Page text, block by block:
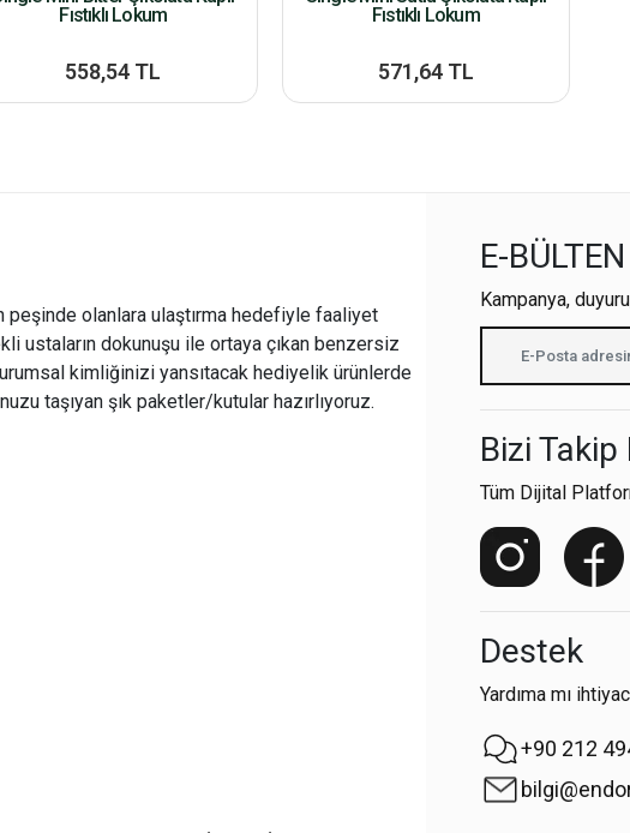
Fıstıklı Lokum
558,54 TL
Fıstıklı Lokum
571,64 TL
olanlara ulaştırma hedefiyle faaliyet
ustaların dokunuşu ile ortaya çıkan benzersiz
kimliğinizi yansıtacak hediyelik ürünlerde
taşıyan şık paketler/kutular hazırlıyoruz.
E-BÜLTEN
Kampanya,
Bizi Takip
Tüm Dijital
Destek
Yardıma mı
+90 212